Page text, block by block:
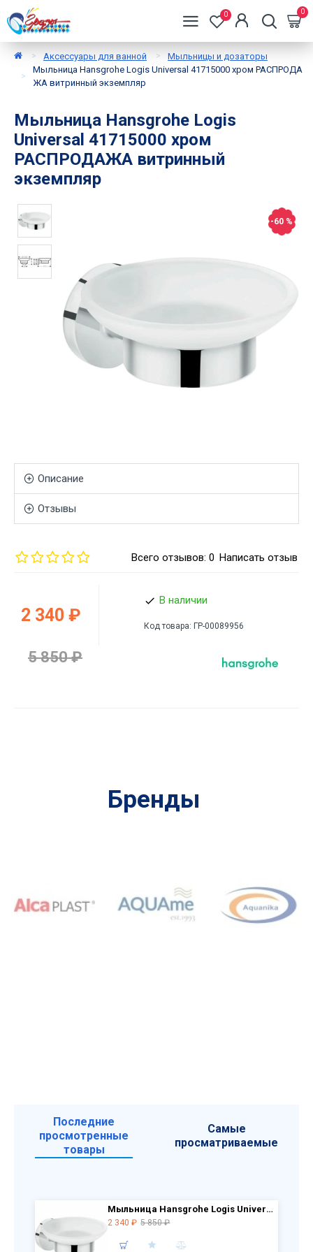
0 0
Аксессуары для ванной
Мыльницы и дозаторы
Мыльница Hansgrohe Logis Universal 41715000 хром РАСПРОДА
ЖА витринный экземпляр
Мыльница Hansgrohe Logis
Universal 41715000 хром
РАСПРОДАЖА витринный
экземпляр
-60 %
Описание
Отзывы
Всего отзывов: 0 Написать отзыв
2 340 ₽
5 850 ₽
В наличии
Код товара: ГР-00089956
Бренды
Последние
просмотренные
товары
Самые
просматриваемые
Мыльница Hansgrohe Logis Universal 41715000 хром РАСПРОДАЖА витринный экземпляр
2 340 ₽ 5 850 ₽